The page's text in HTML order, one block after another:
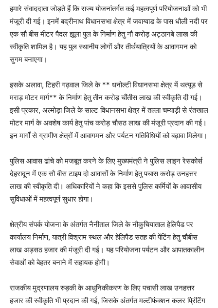
हमारे संवाददाता जोड़ते हैं कि राज्य योजनांतर्गत कई महत्वपूर्ण परियोजनाओं को भी
मंजूरी दी गई। इनमें बद्रीनाथ विधानसभा क्षेत्र में जवाग्वाड के पास धौली नदी पर
एक सौ बीस मीटर पैदल झूला पुल के निर्माण हेतु नौ करोड़ अट्ठानबे लाख की
स्वीकृति शामिल है। यह पुल स्थानीय लोगों और तीर्थयात्रियों के आवागमन को
सुगम बनाएगा।
इसके अलावा, टिहरी गढ़वाल जिले के ** धनोल्टी विधानसभा क्षेत्र में थत्यूड से
मराड़ मोटर मार्ग** के निर्माण हेतु तीन करोड़ चौंतीस लाख की स्वीकृति दी गई।
इसी प्रकार, अल्मोड़ा जिले के साल्ट विधानसभा क्षेत्र में तल्ला चम्याड़ी से रंतखाल
मोटर मार्ग के अवशेष कार्य हेतु पांच करोड़ चौसठ लाख की मंजूरी प्रदान की गई।
इन मार्गों से ग्रामीण क्षेत्रों में आवागमन और पर्यटन गतिविधियों को बढ़ावा मिलेगा।
पुलिस आवास ढांचे को मजबूत करने के लिए मुख्यमंत्री ने पुलिस लाइन रेसकोर्स
देहरादून में एक सौ बीस टाइप दो आवासों के निर्माण हेतु पचास करोड़ उनहत्तर
लाख की स्वीकृति दी। अधिकारियों ने कहा कि इससे पुलिस कर्मियों के आवासीय
सुविधाओं में महत्वपूर्ण सुधार होगा।
क्षेत्रीय संपर्क योजना के अंतर्गत नैनीताल जिले के नौकुचियाताल हेलिपैड पर
कार्यालय निर्माण, यात्री विश्राम स्थल और हेलिपैड सतह की पेंटिंग हेतु चौबीस
लाख अड़सठ हजार की मंजूरी दी गई। यह परियोजना पर्यटन और आपातकालीन
सेवाओं को बेहतर बनाने में सहायक होगी।
राजकीय मुद्रणालय रुड़की के आधुनिकीकरण के लिए पचासी लाख उनहत्तर
हजार की स्वीकृति भी प्रदान की गई, जिसके अंतर्गत मल्टीफंक्शन कलर प्रिंटिंग